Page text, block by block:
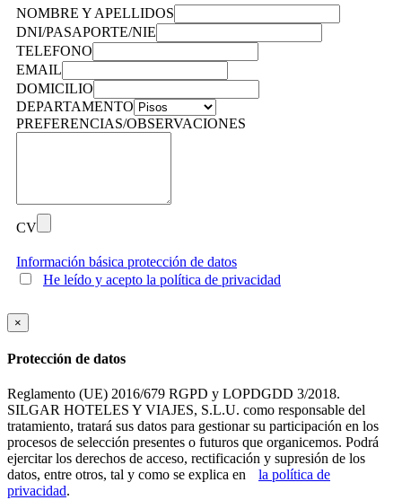
NOMBRE Y APELLIDOS
DNI/PASAPORTE/NIE
TELEFONO
EMAIL
DOMICILIO
DEPARTAMENTO
PREFERENCIAS/OBSERVACIONES
CV
Información básica protección de datos
He leído y acepto la política de privacidad
×
Protección de datos
Reglamento (UE) 2016/679 RGPD y LOPDGDD 3/2018.
SILGAR HOTELES Y VIAJES, S.L.U. como responsable del
tratamiento, tratará sus datos para gestionar su participación en los
procesos de selección presentes o futuros que organicemos. Podrá
ejercitar los derechos de acceso, rectificación y supresión de los
datos, entre otros, tal y como se explica en
la política de
privacidad.